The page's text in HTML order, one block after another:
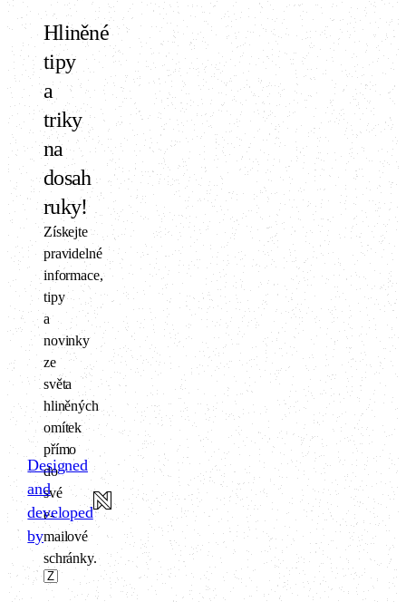
Hliněné
tipy
a
triky
na
dosah
ruky!
Získejte
pravidelné
informace,
tipy
a
novinky
ze
světa
hliněných
omítek
přímo
do
své
e-
mailové
schránky.
Designed
and
developed
by